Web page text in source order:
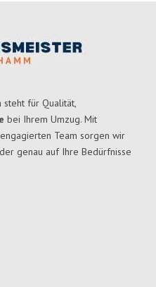
steht für Qualität,
bei Ihrem Umzug. Mit
Team sorgen wir
der genau auf Ihre Bedürfnisse